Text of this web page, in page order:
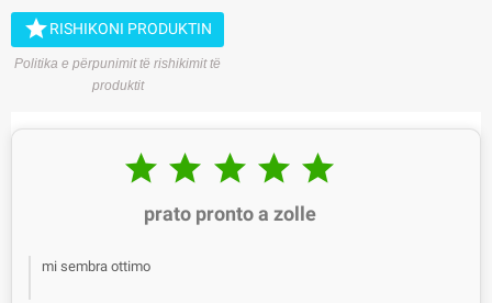
RISHIKONI PRODUKTIN
Politika e përpunimit të rishikimit të
produktit
    
prato pronto a zolle
mi sembra ottimo